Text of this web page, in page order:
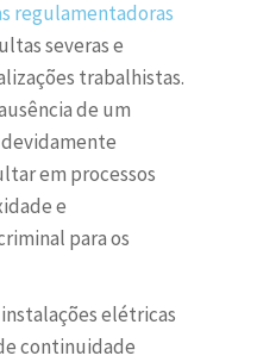
regulamentadoras
severas e
trabalhistas.
de um
em processos
e
para os
elétricas
continuidade